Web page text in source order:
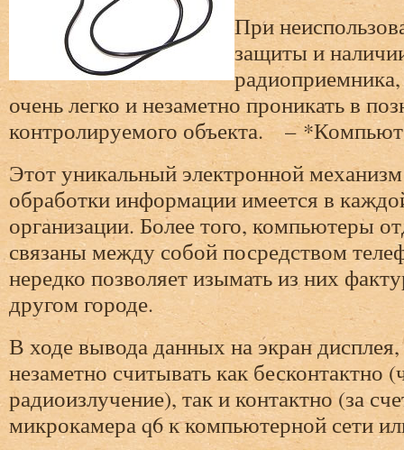
При
защиты и
очень легко и незаметно проникать в
контролируемого объекта. –
Этот уникальный электронной
обработки информации имеется в
организации. Более того, компьютеры
связаны между собой посредством
нередко позволяет изымать из них
другом городе.
В ходе вывода данных на экран
незаметно считывать как бесконтактно
радиоизлучение), так и контактно (за
микрокамера q6 к компьютерной сети